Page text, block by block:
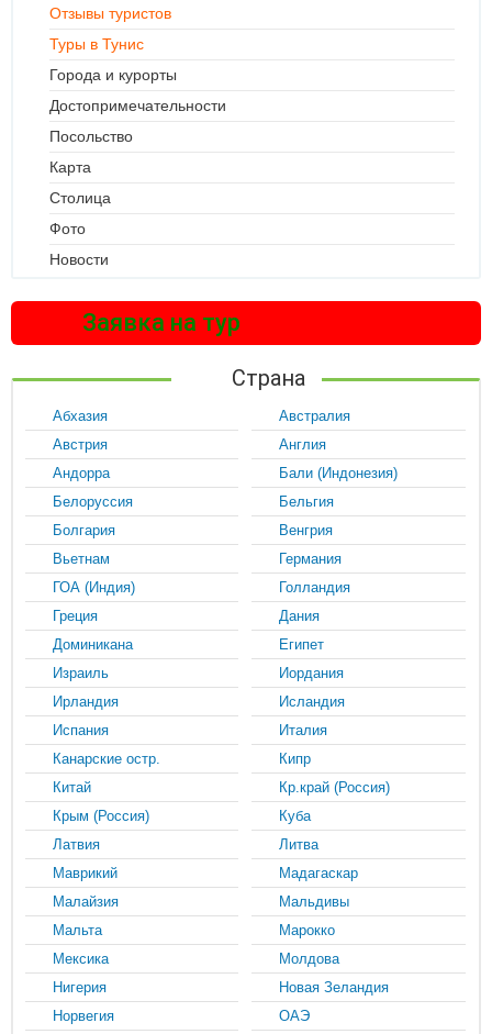
Отзывы туристов
Туры в Тунис
Города и курорты
Достопримечательности
Посольство
Карта
Столица
Фото
Новости
Заявка на тур
Страна
Абхазия
Австралия
Австрия
Англия
Андорра
Бали (Индонезия)
Белоруссия
Бельгия
Болгария
Венгрия
Вьетнам
Германия
ГОА (Индия)
Голландия
Греция
Дания
Доминикана
Египет
Израиль
Иордания
Ирландия
Исландия
Испания
Италия
Канарские остр.
Кипр
Китай
Кр.край (Россия)
Крым (Россия)
Куба
Латвия
Литва
Маврикий
Мадагаскар
Малайзия
Мальдивы
Мальта
Марокко
Мексика
Молдова
Нигерия
Новая Зеландия
Норвегия
ОАЭ